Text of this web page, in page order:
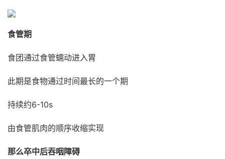
食管期
食团通过食管蠕动进入胃
此期是食物通过时间最长的一个期
持续约6-10s
由食管肌肉的顺序收缩实现
那么卒中后吞咽障碍